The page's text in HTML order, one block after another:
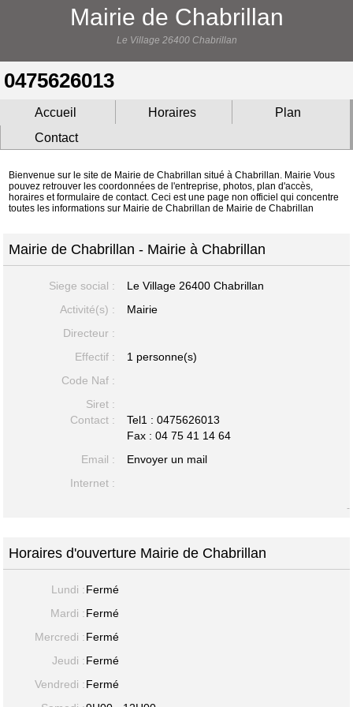
Mairie de Chabrillan
Le Village 26400 Chabrillan
0475626013
Accueil Horaires
Plan
Contact
Bienvenue sur le site de Mairie de Chabrillan situé à Chabrillan. Mairie Vous
pouvez retrouver les coordonnées de l'entreprise, photos, plan d'accès,
horaires et formulaire de contact. Ceci est une page non officiel qui concentre
toutes les informations sur Mairie de Chabrillan de Mairie de Chabrillan
Mairie de Chabrillan - Mairie à Chabrillan
Siege social : Le Village 26400 Chabrillan
Activité(s) :
Mairie
Directeur :
Effectif :
1 personne(s)
Code Naf :
Siret :
Contact :
Tel1 :0475626013
Fax : 04 75 41 14 64
Email :
Envoyer un mail
Internet :
-
Horaires d'ouverture Mairie de Chabrillan
Lundi :Fermé
Mardi :Fermé
Mercredi :Fermé
Jeudi :Fermé
Vendredi :Fermé